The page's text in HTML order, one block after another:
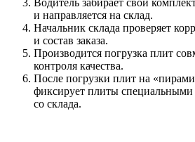
Водитель забирает свои
и направляется на склад.
Начальник склада проверяет
и состав заказа.
Производится погрузка плит
контроля качества.
После погрузки плит на
фиксирует плиты специальными
со склада.